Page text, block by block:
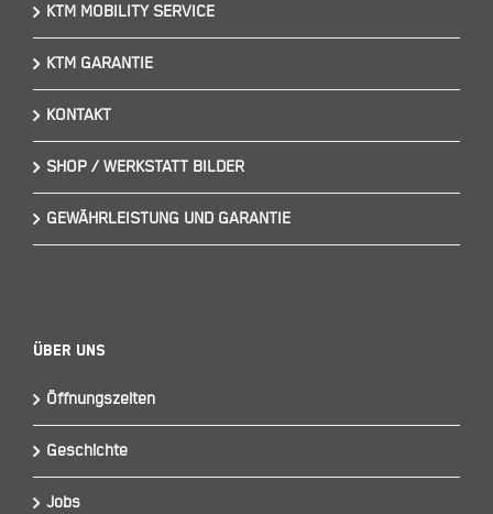
KTM MOBILITY SERVICE
KTM GARANTIE
KONTAKT
SHOP / WERKSTATT BILDER
GEWÄHRLEISTUNG UND GARANTIE
Über Uns
Öffnungszeiten
Geschichte
Jobs